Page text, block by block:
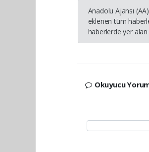
Anadolu Ajansı
eklenen tüm
haberlerde yer
Okuyucu